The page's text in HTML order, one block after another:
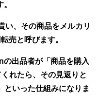
い、その商品をメルカリ
売と呼びます。
出品者が「商品を購入
れたら、その見返りと
といった仕組みになりま